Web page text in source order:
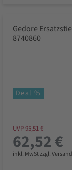
Gedore
8740860
Deal %
UVP95,51 €
62,52 €
inkl. MwSt zzgl.